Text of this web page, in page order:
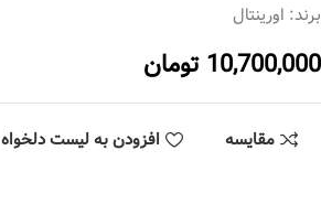
برند: اورینتال
10,700,000 تومان
مقایسه افزودن به لیست دلخواه